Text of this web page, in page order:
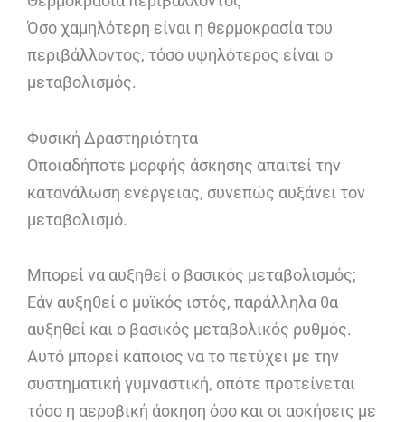
Όσο χαμηλότερη είναι η θερμοκρασία του
περιβάλλοντος, τόσο υψηλότερος είναι ο
μεταβολισμός.
Φυσική Δραστηριότητα
Οποιαδήποτε μορφής άσκησης απαιτεί την
κατανάλωση ενέργειας, συνεπώς αυξάνει τον
μεταβολισμό.
Μπορεί να αυξηθεί ο βασικός μεταβολισμός;
Εάν αυξηθεί ο μυϊκός ιστός, παράλληλα θα
αυξηθεί και ο βασικός μεταβολικός ρυθμός.
Αυτό μπορεί κάποιος να το πετύχει με την
συστηματική γυμναστική, οπότε προτείνεται
τόσο η αεροβική άσκηση όσο και οι ασκήσεις με